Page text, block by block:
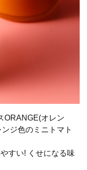
ORANGE(オレン
ジ色のミニトマト
すい! くせになる味